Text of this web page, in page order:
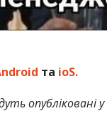
та ioS.
опубліковані у